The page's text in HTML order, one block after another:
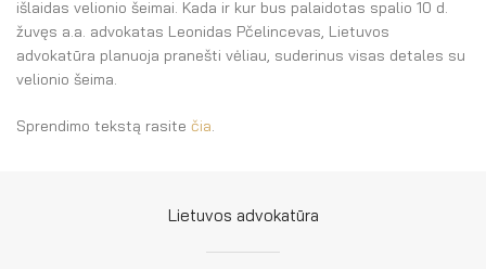
išlaidas velionio šeimai. Kada ir kur bus palaidotas spalio 10 d.
žuvęs a.a. advokatas Leonidas Pčelincevas, Lietuvos
advokatūra planuoja pranešti vėliau, suderinus visas detales su
velionio šeima.
Sprendimo tekstą rasite čia.
Lietuvos advokatūra